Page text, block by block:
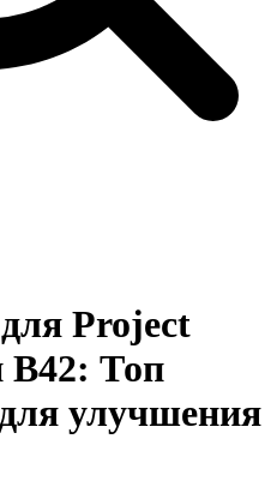
Project
B42: Топ
улучшения